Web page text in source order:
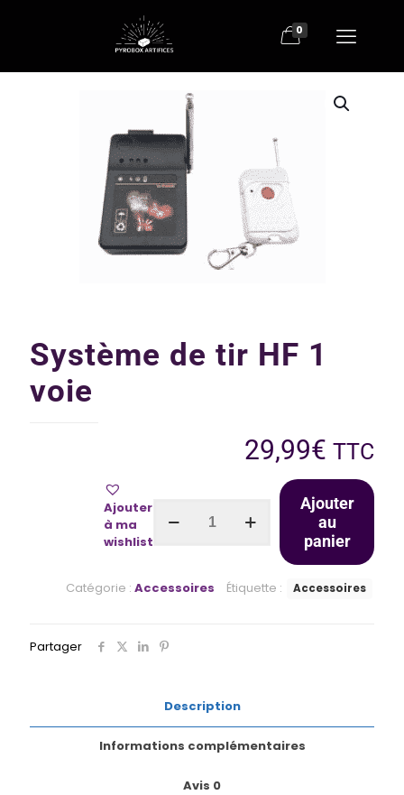
0
Système de tir HF 1
voie
29,99€ TTC
Ajouter
à ma
wishlist
Ajouter
au
panier
Catégorie : Accessoires Étiquette : Accessoires
Partager
Description
Informations complémentaires
Avis 0